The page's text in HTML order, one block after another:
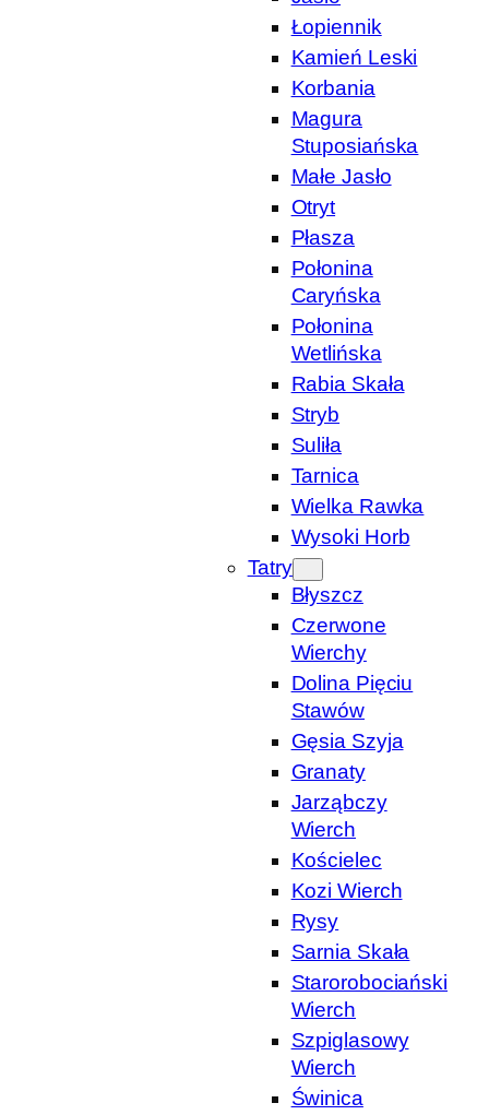
Łopiennik
Kamień Leski
Korbania
Magura
Stuposiańska
Małe Jasło
Otryt
Płasza
Połonina
Caryńska
Połonina
Wetlińska
Rabia Skała
Stryb
Suliła
Tarnica
Wielka Rawka
Wysoki Horb
Tatry
Błyszcz
Czerwone
Wierchy
Dolina Pięciu
Stawów
Gęsia Szyja
Granaty
Jarząbczy
Wierch
Kościelec
Kozi Wierch
Rysy
Sarnia Skała
Starorobociański
Wierch
Szpiglasowy
Wierch
Świnica